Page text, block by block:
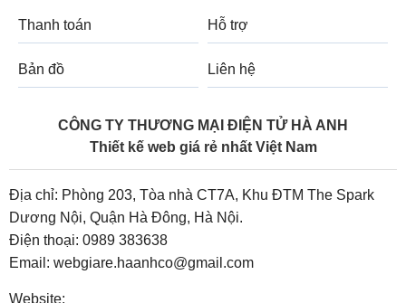
Thanh toán Hỗ trợ
Bản đồ Liên hệ
CÔNG TY THƯƠNG MẠI ĐIỆN TỬ HÀ ANH
Thiết kế web giá rẻ nhất Việt Nam
Địa chỉ: Phòng 203, Tòa nhà CT7A, Khu ĐTM The Spark
Dương Nội, Quận Hà Đông, Hà Nội.
Điện thoại: 0989 383638
Email: webgiare.haanhco@gmail.com
Website: